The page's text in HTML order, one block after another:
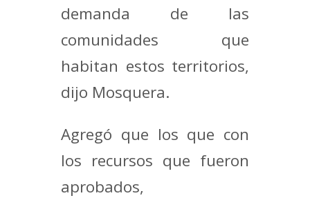
demanda de las
comunidades que
habitan estos territorios,
dijo Mosquera.
Agregó que los que con
los recursos que fueron
aprobados,